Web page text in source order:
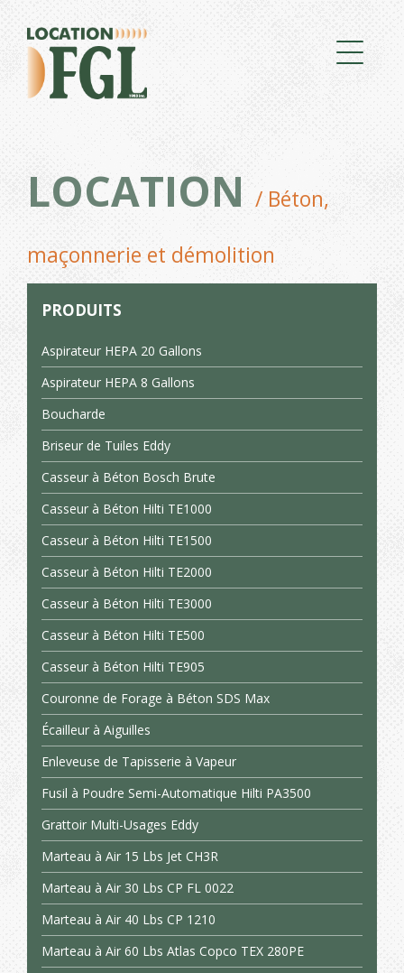
LOCATION / Béton,
maçonnerie et démolition
PRODUITS
Aspirateur HEPA 20 Gallons
Aspirateur HEPA 8 Gallons
Boucharde
Briseur de Tuiles Eddy
Casseur à Béton Bosch Brute
Casseur à Béton Hilti TE1000
Casseur à Béton Hilti TE1500
Casseur à Béton Hilti TE2000
Casseur à Béton Hilti TE3000
Casseur à Béton Hilti TE500
Casseur à Béton Hilti TE905
Couronne de Forage à Béton SDS Max
Écailleur à Aiguilles
Enleveuse de Tapisserie à Vapeur
Fusil à Poudre Semi-Automatique Hilti PA3500
Grattoir Multi-Usages Eddy
Marteau à Air 15 Lbs Jet CH3R
Marteau à Air 30 Lbs CP FL 0022
Marteau à Air 40 Lbs CP 1210
Marteau à Air 60 Lbs Atlas Copco TEX 280PE